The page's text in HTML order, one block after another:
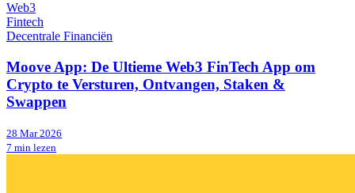
Web3
Fintech
Decentrale Financiën
Moove App: De Ultieme Web3 FinTech App om
Crypto te Versturen, Ontvangen, Staken &
Swappen
28 Mar 2026
7 min lezen